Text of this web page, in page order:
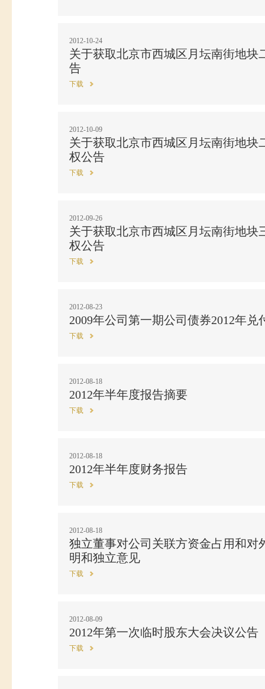
2012-10-24
关于获取北京市西城区月坛南街地块
告
下载
2012-10-09
关于获取北京市西城区月坛南街地块
权公告
下载
2012-09-26
关于获取北京市西城区月坛南街地块
权公告
下载
2012-08-23
2009年公司第一期公司债券2012年兑
下载
2012-08-18
2012年半年度报告摘要
下载
2012-08-18
2012年半年度财务报告
下载
2012-08-18
独立董事对公司关联方资金占用和对
明和独立意见
下载
2012-08-09
2012年第一次临时股东大会决议公告
下载